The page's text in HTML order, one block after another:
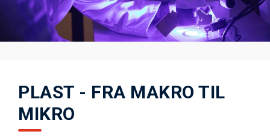
PLAST - FRA MAKRO TIL
MIKRO